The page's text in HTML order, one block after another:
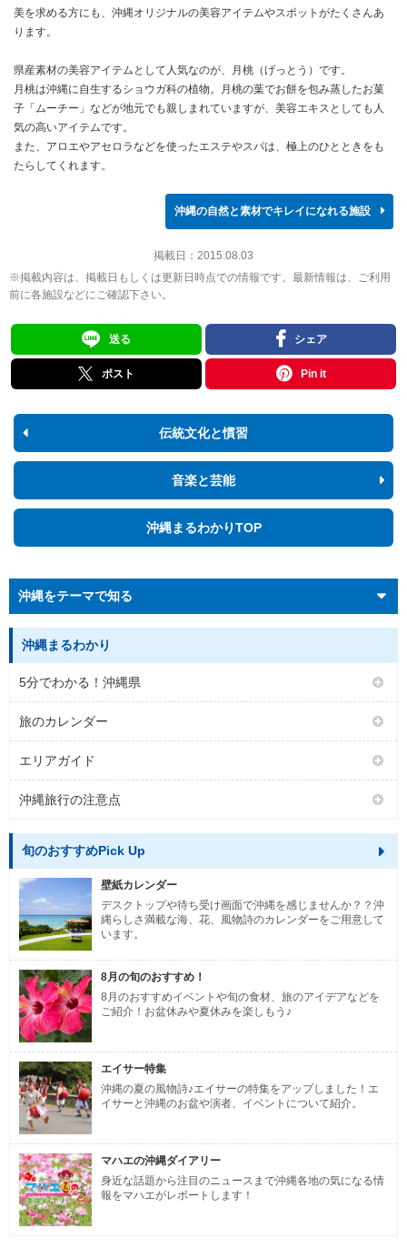
美を求める方にも、沖縄オリジナルの美容アイテムやスポットがたくさんあ
ります。
県産素材の美容アイテムとして人気なのが、月桃（げっとう）です。
月桃は沖縄に自生するショウガ科の植物。月桃の葉でお餅を包み蒸したお菓
子「ムーチー」などが地元でも親しまれていますが、美容エキスとしても人
気の高いアイテムです。
また、アロエやアセロラなどを使ったエステやスパは、極上のひとときをも
たらしてくれます。
沖縄の自然と素材でキレイになれる施設
掲載日： 2015.08.03
※掲載内容は、掲載日もしくは更新日時点での情報です。最新情報は、ご利用
前に各施設などにご確認下さい。
送る シェア
ポスト Pin it
伝統文化と慣習
音楽と芸能
沖縄まるわかりTOP
沖縄をテーマで知る
沖縄まるわかり
5分でわかる！沖縄県
旅のカレンダー
エリアガイド
沖縄旅行の注意点
旬のおすすめPick Up
壁紙カレンダー
デスクトップや待ち受け画面で沖縄を感じませんか？？沖
縄らしさ満載な海、花、風物詩のカレンダーをご用意して
います。
8月の旬のおすすめ！
8月のおすすめイベントや旬の食材、旅のアイデアなどを
ご紹介！お盆休みや夏休みを楽しもう♪
エイサー特集
沖縄の夏の風物詩♪エイサーの特集をアップしました！エ
イサーと沖縄のお盆や演者、イベントについて紹介。
マハエの沖縄ダイアリー
身近な話題から注目のニュースまで沖縄各地の気になる情
報をマハエがレポートします！